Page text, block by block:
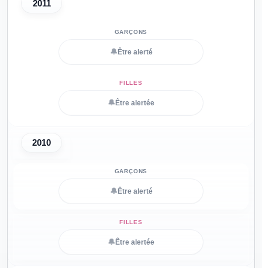
2011
🔔 Être alerté
🔔 Être alertée
2010
🔔 Être alerté
🔔 Être alertée